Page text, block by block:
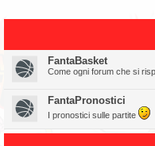
FantaBasket
Come ogni forum che si
FantaPronostici
I pronostici sulle partite